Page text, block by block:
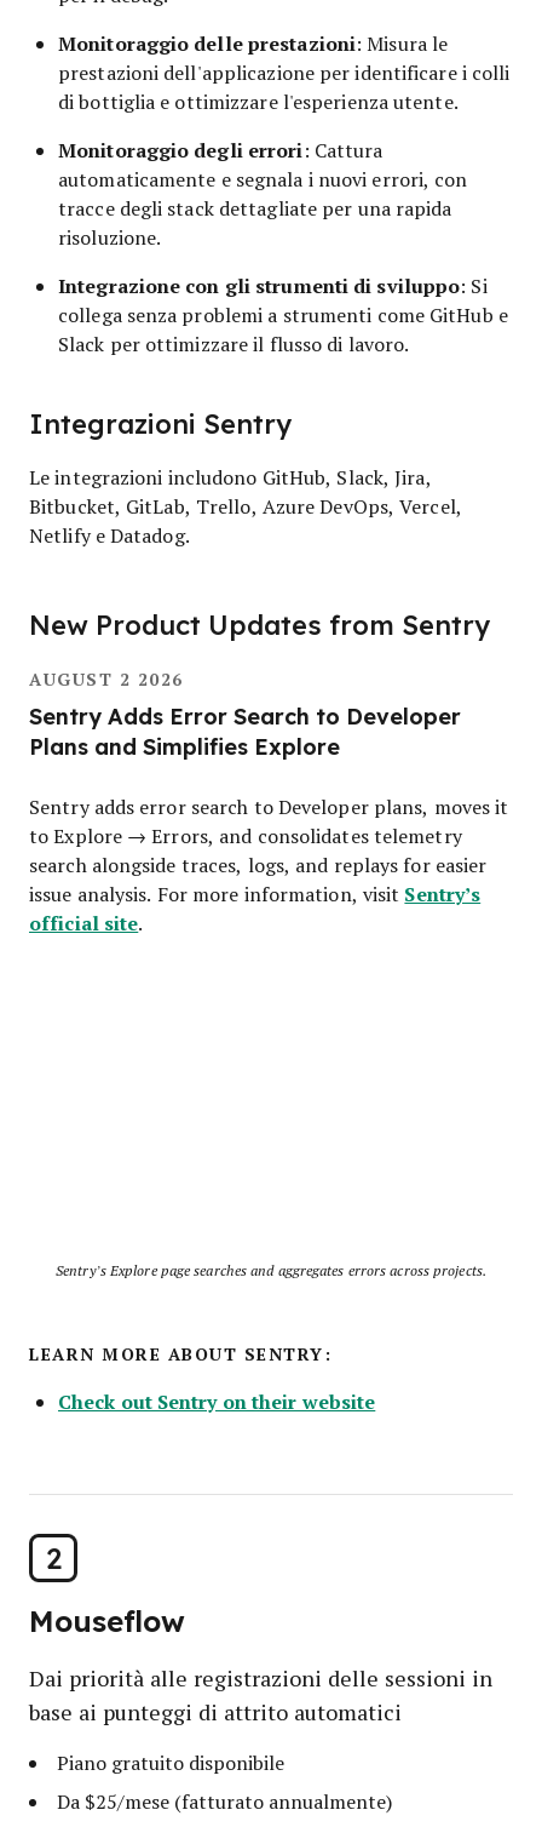
Monitoraggio delle prestazioni: Misura le
prestazioni dell'applicazione per identificare i colli
di bottiglia e ottimizzare l'esperienza utente.
Monitoraggio degli errori: Cattura
automaticamente e segnala i nuovi errori, con
tracce degli stack dettagliate per una rapida
risoluzione.
Integrazione con gli strumenti di sviluppo: Si
collega senza problemi a strumenti come GitHub e
Slack per ottimizzare il flusso di lavoro.
Integrazioni Sentry
Le integrazioni includono GitHub, Slack, Jira,
Bitbucket, GitLab, Trello, Azure DevOps, Vercel,
Netlify e Datadog.
New Product Updates from Sentry
Sentry’s Explore page searches and aggregates errors across projects.
AUGUST 2 2026
Sentry Adds Error Search to Developer
Plans and Simplifies Explore
Sentry adds error search to Developer plans, moves it
to Explore → Errors, and consolidates telemetry
search alongside traces, logs, and replays for easier
issue analysis. For more information, visit Sentry’s
official site.
LEARN MORE ABOUT SENTRY:
Check out Sentry on their website
2
Mouseflow
Dai priorità alle registrazioni delle sessioni in
base ai punteggi di attrito automatici
Piano gratuito disponibile
Da $25/mese (fatturato annualmente)